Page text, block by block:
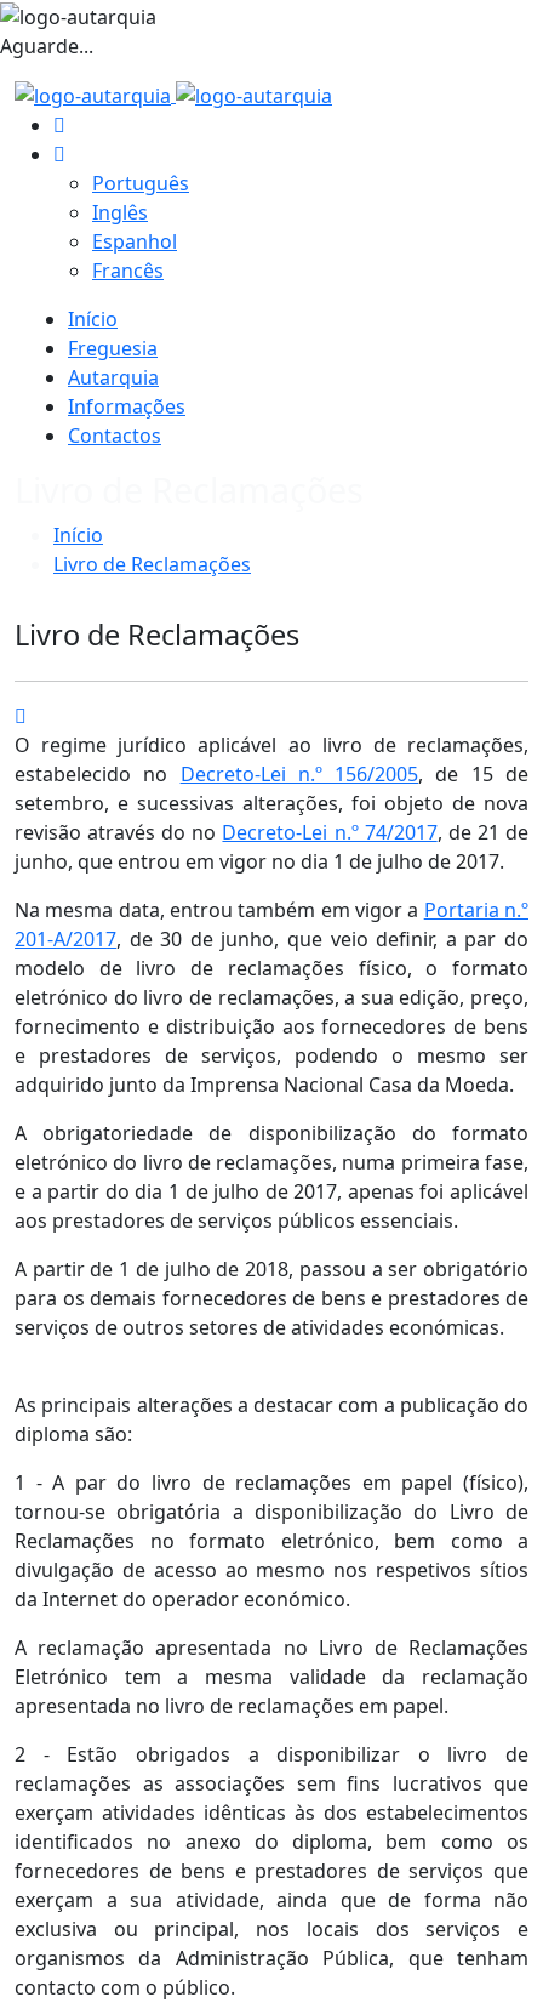
Aguarde...
Português
Inglês
Espanhol
Francês
Início
Freguesia
Autarquia
Informações
Contactos
Início
Livro de Reclamações
Livro de Reclamações
O regime jurídico aplicável ao livro de reclamações,
estabelecido no Decreto-Lei n.º 156/2005, de 15 de
setembro, e sucessivas alterações, foi objeto de nova
revisão através do no Decreto-Lei n.º 74/2017, de 21 de
junho, que entrou em vigor no dia 1 de julho de 2017.
Na mesma data, entrou também em vigor a Portaria n.º
201-A/2017, de 30 de junho, que veio definir, a par do
modelo de livro de reclamações físico, o formato
eletrónico do livro de reclamações, a sua edição, preço,
fornecimento e distribuição aos fornecedores de bens
e prestadores de serviços, podendo o mesmo ser
adquirido junto da Imprensa Nacional Casa da Moeda.
A obrigatoriedade de disponibilização do formato
eletrónico do livro de reclamações, numa primeira fase,
e a partir do dia 1 de julho de 2017, apenas foi aplicável
aos prestadores de serviços públicos essenciais.
A partir de 1 de julho de 2018, passou a ser obrigatório
para os demais fornecedores de bens e prestadores de
serviços de outros setores de atividades económicas.
As principais alterações a destacar com a publicação do
diploma são:
1 - A par do livro de reclamações em papel (físico),
tornou-se obrigatória a disponibilização do Livro de
Reclamações no formato eletrónico, bem como a
divulgação de acesso ao mesmo nos respetivos sítios
da Internet do operador económico.
A reclamação apresentada no Livro de Reclamações
Eletrónico tem a mesma validade da reclamação
apresentada no livro de reclamações em papel.
2 - Estão obrigados a disponibilizar o livro de
reclamações as associações sem fins lucrativos que
exerçam atividades idênticas às dos estabelecimentos
identificados no anexo do diploma, bem como os
fornecedores de bens e prestadores de serviços que
exerçam a sua atividade, ainda que de forma não
exclusiva ou principal, nos locais dos serviços e
organismos da Administração Pública, que tenham
contacto com o público.